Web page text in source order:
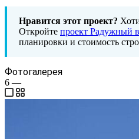
Нравится этот проект?
Откройте проект Радужный в
планировки и стоимость
Фотогалерея
6 —